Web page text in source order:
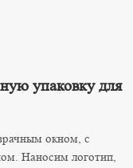
упаковку для
окном, с
Наносим логотип,